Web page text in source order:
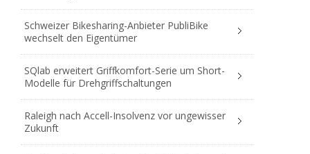
Schweizer Bikesharing-Anbieter PubliBike
wechselt den Eigentümer
SQlab erweitert Griffkomfort-Serie um Short-
Modelle für Drehgriffschaltungen
Raleigh nach Accell-Insolvenz vor ungewisser
Zukunft